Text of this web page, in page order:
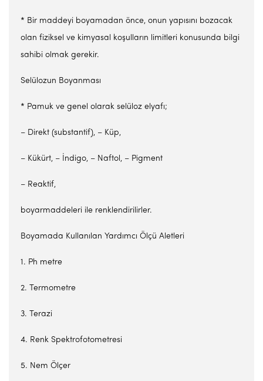
* Bir maddeyi boyamadan önce, onun yapısını bozacak
olan fiziksel ve kimyasal koşulların limitleri konusunda bilgi
sahibi olmak gerekir.
Selülozun Boyanması
* Pamuk ve genel olarak selüloz elyafı;
– Direkt (substantif), – Küp,
– Kükürt, – İndigo, – Naftol, – Pigment
– Reaktif,
boyarmaddeleri ile renklendirilirler.
Boyamada Kullanılan Yardımcı Ölçü Aletleri
1. Ph metre
2. Termometre
3. Terazi
4. Renk Spektrofotometresi
5. Nem Ölçer